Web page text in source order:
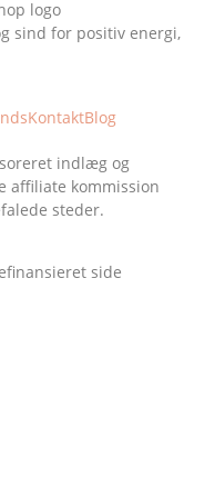
sind for positiv energi,
KontaktBlog
indlæg og
affiliate kommission
steder.
side